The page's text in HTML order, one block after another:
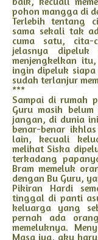
pohon mangga di
Terlebih tentang
sama sekali tak
cuma satu, cita-
jelasnya
menjengkelkan
ingin dipeluk
sudah terlanjur
***
Sampai di rumah
Guru masih
jangan, di dunia
benar-benar
lain, kecuali
melihat Siska
terkadang
Bram memeluk
dengan Bu Guru,
Pikiran Hardi
tinggal di panti
keluarga yang
pernah ada
memeluknya.
Masa iya, aku